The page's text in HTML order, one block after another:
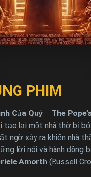
PHIM
Của Quỷ – The
tạo lại một nhà thờ bị bỏ
ngờ xảy ra khiến nhà
lời nói và hành động
Amorth (Russell